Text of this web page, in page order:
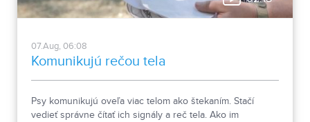
07.Aug, 06:08
Komunikujú rečou tela
Psy komunikujú oveľa viac telom ako štekaním. Stačí
vedieť správne čítať ich signály a reč tela. Ako im